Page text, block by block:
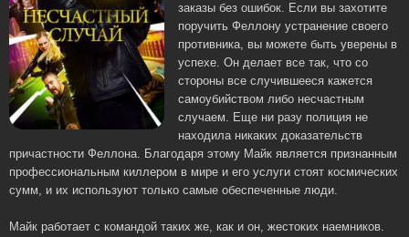
заказы без ошибок. Если вы захотите
поручить Феллону устранение своего
противника, вы можете быть уверены в
успехе. Он делает все так, что со
стороны все случившееся кажется
самоубийством либо несчастным
случаем. Еще ни разу полиция не
находила никаких доказательств
причастности Феллона. Благодаря этому Майк является признанным
профессиональным киллером в мире и его услуги стоят космических
сумм, и их используют только самые обеспеченные люди.
Майк работает с командой таких же, как и он, жестоких наемников.